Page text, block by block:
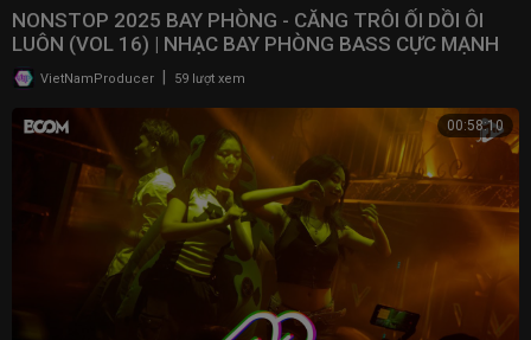
NONSTOP 2025 BAY PHÒNG - CĂNG TRÔI ỐI DỒI ÔI
LUÔN (VOL 16) | NHẠC BAY PHÒNG BASS CỰC MẠNH ​
VietNamProducer 59 lượt xem
00:58:10